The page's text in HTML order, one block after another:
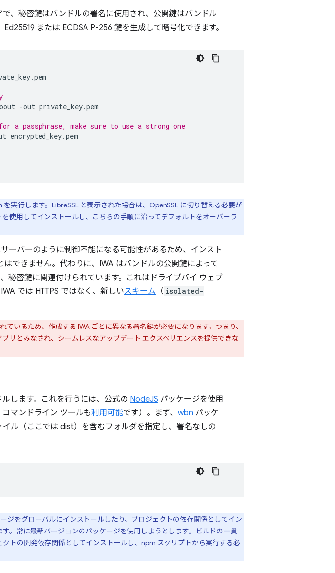
、秘密鍵はバンドルの署名に使用され、公開鍵はバンドル
Ed25519 または ECDSA P-256 鍵を生成して暗号化できます。
-out private_key.pem
a passphrase, make sure to use a strong one
encrypted_key.pem
を実行します。LibreSSL と表示された場合は、OpenSSL に切り替える必要が
を使用してインストールし、 こちらの手順に沿ってデフォルトをオーバーラ
ーバーのように制御不能になる可能性があるため、インスト
できません。代わりに、IWA はバンドルの公開鍵によって
秘密鍵に関連付けられています。これはドライブバイ ウェブ
では HTTPS ではなく、新しいスキーム （ isolated-
ているため、作成する IWA ごとに異なる署名鍵が必要になります。つまり、
リとみなされ、シームレスなアップデート エクスペリエンスを提供できな
します。これを行うには、公式の NodeJS パッケージを使用
コマンドライン ツールも利用可能です）。まず、 wbn パッケ
ル（ここでは dist）を含むフォルダを指定し、署名なしの
ジをグローバルにインストールしたり、プロジェクトの依存関係としてイン
。常に最新バージョンのパッケージを使用しようとします。ビルドの一貫
トの開発依存関係としてインストールし、 npm スクリプトから実行する必